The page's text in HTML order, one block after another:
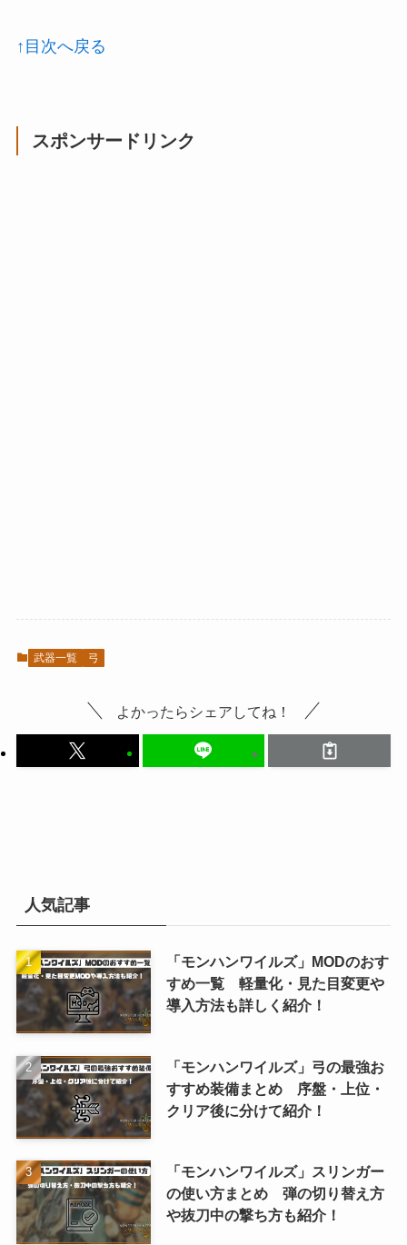
↑目次へ戻る
スポンサードリンク
武器一覧 弓
よかったらシェアしてね！
人気記事
「モンハンワイルズ」MODのおす
すめ一覧 軽量化・見た目変更や
導入方法も詳しく紹介！
「モンハンワイルズ」弓の最強お
すすめ装備まとめ 序盤・上位・
クリア後に分けて紹介！
「モンハンワイルズ」スリンガー
の使い方まとめ 弾の切り替え方
や抜刀中の撃ち方も紹介！